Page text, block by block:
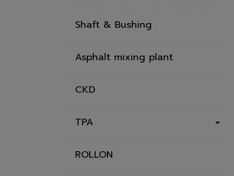
Shaft & Bushing
Asphalt mixing plant
CKD
TPA
ROLLON